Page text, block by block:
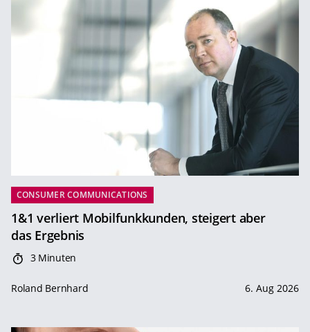
CONSUMER COMMUNICATIONS
1&1 verliert Mobilfunkkunden, steigert aber
das Ergebnis
3 Minuten
Roland Bernhard 6. Aug 2026